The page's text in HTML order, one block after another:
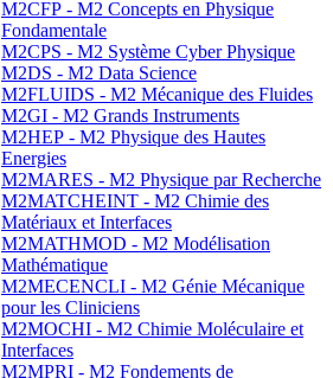
M2CFP - M2 Concepts en Physique
Fondamentale
M2CPS - M2 Système Cyber Physique
M2DS - M2 Data Science
M2FLUIDS - M2 Mécanique des Fluides
M2GI - M2 Grands Instruments
M2HEP - M2 Physique des Hautes
Energies
M2MARES - M2 Physique par Recherche
M2MATCHEINT - M2 Chimie des
Matériaux et Interfaces
M2MATHMOD - M2 Modélisation
Mathématique
M2MECENCLI - M2 Génie Mécanique
pour les Cliniciens
M2MOCHI - M2 Chimie Moléculaire et
Interfaces
M2MPRI - M2 Fondements de